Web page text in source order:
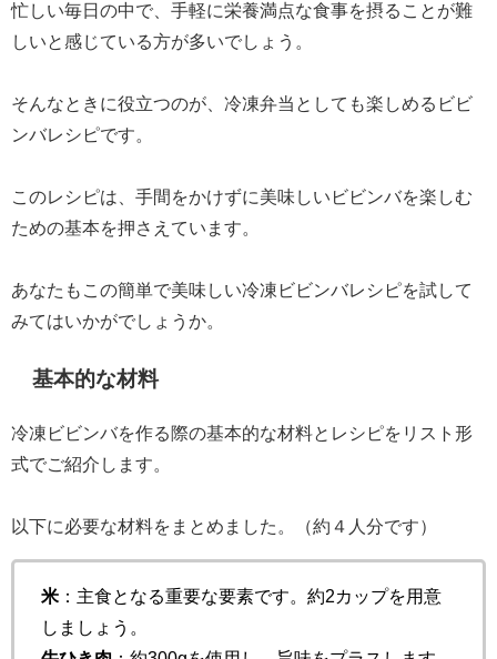
忙しい毎日の中で、手軽に栄養満点な食事を摂ることが難
しいと感じている方が多いでしょう。
そんなときに役立つのが、冷凍弁当としても楽しめるビビ
ンバレシピです。
このレシピは、手間をかけずに美味しいビビンバを楽しむ
ための基本を押さえています。
あなたもこの簡単で美味しい冷凍ビビンバレシピを試して
みてはいかがでしょうか。
基本的な材料
冷凍ビビンバを作る際の基本的な材料とレシピをリスト形
式でご紹介します。
以下に必要な材料をまとめました。（約４人分です）
米 ：主食となる重要な要素です。約2カップを用意
しましょう。